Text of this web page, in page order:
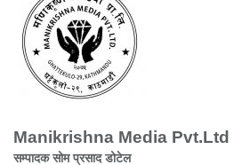
Manikrishna Media Pvt.Ltd
सम्पादक सोम प्रसाद डोटेल